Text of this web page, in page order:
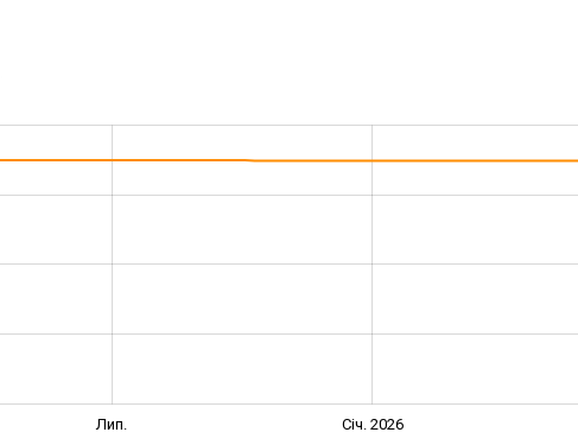
Лип. Січ. 2026